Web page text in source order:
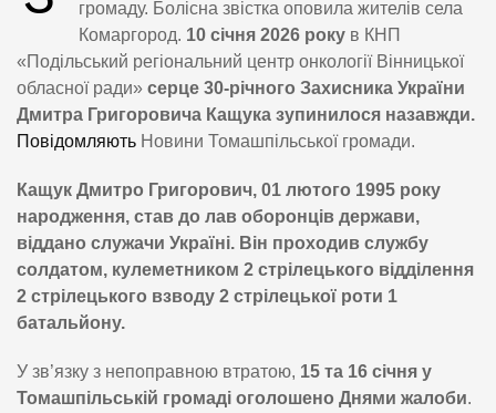
громаду. Болісна звістка оповила жителів села
Комаргород. 10 січня 2026 року в КНП
«Подільський регіональний центр онкології Вінницької
обласної ради» серце 30-річного Захисника України
Дмитра Григоровича Кащука зупинилося назавжди.
Повідомляють Новини Томашпільської громади.
Кащук Дмитро Григорович, 01 лютого 1995 року
народження, став до лав оборонців держави,
віддано служачи Україні. Він проходив службу
солдатом, кулеметником 2 стрілецького відділення
2 стрілецького взводу 2 стрілецької роти 1
батальйону.
У зв’язку з непоправною втратою, 15 та 16 січня у
Томашпільській громаді оголошено Днями жалоби.